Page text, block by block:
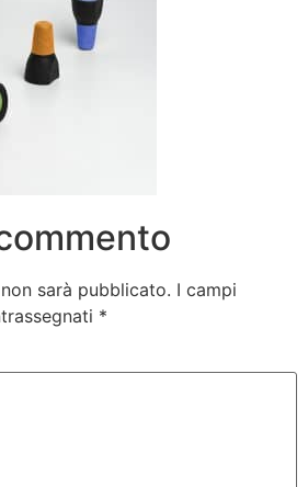
sarà pubblicato. I campi
*